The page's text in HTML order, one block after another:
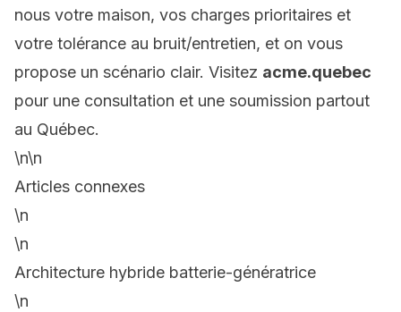
nous votre maison, vos charges prioritaires et
votre tolérance au bruit/entretien, et on vous
propose un scénario clair. Visitez acme.quebec
pour une consultation et une soumission partout
au Québec.
\n\n
Articles connexes
\n
\n
Architecture hybride batterie-génératrice
\n